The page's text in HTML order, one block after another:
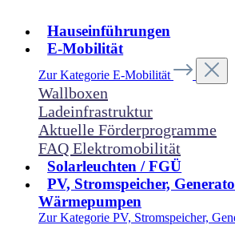
Hauseinführungen
E-Mobilität
Zur Kategorie E-Mobilität
Wallboxen
Ladeinfrastruktur
Aktuelle Förderprogramme
FAQ Elektromobilität
Solarleuchten / FGÜ
PV, Stromspeicher,
Wärmepumpen
Zur Kategorie PV, Stromspeicher,